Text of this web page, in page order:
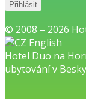
© 2008 – 2026
English
Hotel Duo na
ubytování v